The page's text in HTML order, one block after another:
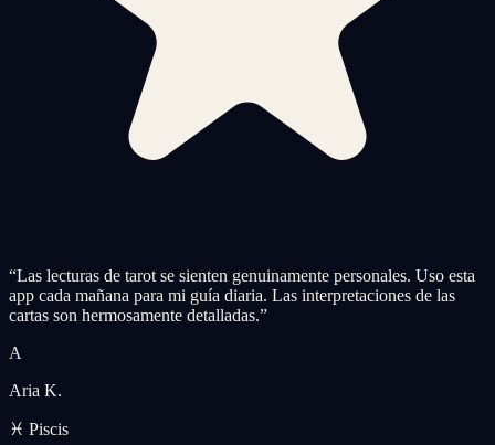
“Las lecturas de tarot se sienten genuinamente personales. Uso esta
app cada mañana para mi guía diaria. Las interpretaciones de las
cartas son hermosamente detalladas.”
A
Aria K.
♓ Piscis